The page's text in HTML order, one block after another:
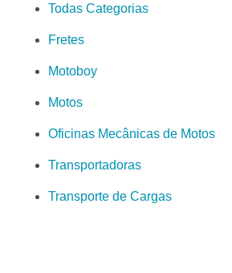
Todas Categorias
Fretes
Motoboy
Motos
Oficinas Mecânicas de Motos
Transportadoras
Transporte de Cargas